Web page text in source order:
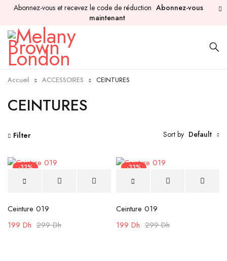
Abonnez-vous et recevez le code de réduction Abonnez-vous
maintenant
CEINTURES
Accueil ACCESSOIRES CEINTURES
Filter Sort by Default
-33%
Ceinture 019
299Dh
199 Dh
-33%
Ceinture 019
299Dh
199 Dh